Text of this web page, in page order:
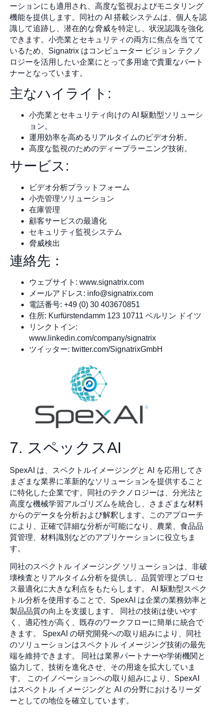
ーションにも適用され、高度な監視およびモニタリング
機能を提供します。同社の AI 搭載システムは、個人を認
識して追跡し、潜在的な脅威を特定し、状況認識を強化
できます。小売業とセキュリティの両方に焦点を当てて
いるため、Signatrix はコンピューター ビジョン テクノ
ロジーを活用したい企業にとって多用途で貴重なパート
ナーとなっています。
主なハイライト:
小売業とセキュリティ向けの AI 駆動型ソリューシ
ョン。
運用効率を高めるリアルタイムのビデオ分析。
高度な監視のためのディープラーニング技術。
サービス:
ビデオ分析プラットフォーム
小売管理ソリューション
在庫管理
顧客サービスの最適化
セキュリティ監視システム
脅威検出
連絡先：
ウェブサイト: www.signatrix.com
メールアドレス: info@signatrix.com
電話番号: +49 (0) 30 403670851
住所: Kurfürstendamm 123 10711 ベルリン ドイツ
リンクトイン:
www.linkedin.com/company/signatrix
ツイッター: twitter.com/SignatrixGmbH
7. スペックスAI
SpexAI は、スペクトルイメージングと AI を応用してさ
まざまな業界に革新的なソリューションを提供すること
に特化した企業です。同社のテクノロジーは、分光法と
高度な機械学習アルゴリズムを統合し、さまざまな材料
からのデータを分析および解釈します。このアプローチ
により、正確で詳細な分析が可能になり、農業、食品品
質管理、材料識別などのアプリケーションに役立ちま
す。
同社のスペクトル イメージング ソリューションは、非破
壊検査とリアルタイム分析を提供し、品質管理とプロセ
ス最適化に大きな利点をもたらします。 AI 駆動型スペク
トル分析を使用することで、SpexAI は企業の業務効率と
製品品質の向上を支援します。 同社の技術は使いやす
く、適応性が高く、既存のワークフローに簡単に統合で
きます。 SpexAI の研究開発への取り組みにより、同社
のソリューションはスペクトル イメージング技術の最先
端を維持できます。 同社は業界パートナーや学術機関と
協力して、技術を進化させ、その用途を拡大していま
す。 このイノベーションへの取り組みにより、SpexAI
はスペクトル イメージングと AI の分野におけるリーダ
ーとしての地位を確立しています。